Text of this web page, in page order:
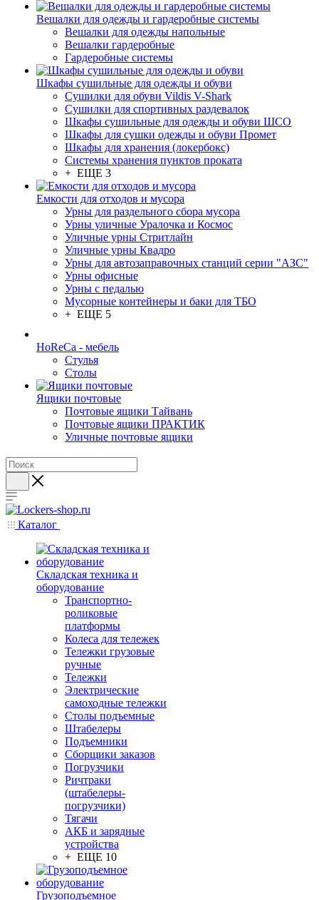
Вешалки для одежды и гардеробные системы
Вешалки для одежды напольные
Вешалки гардеробные
Гардеробные системы
Шкафы сушильные для одежды и обуви
Сушилки для обуви Vildis V-Shark
Сушилки для спортивных раздевалок
Шкафы сушильные для одежды и обуви ШСО
Шкафы для сушки одежды и обуви Промет
Шкафы для хранения (локербокс)
Системы хранения пунктов проката
+ ЕЩЕ 3
Емкости для отходов и мусора
Урны для раздельного сбора мусора
Урны уличные Уралочка и Космос
Уличные урны Стритлайн
Уличные урны Квадро
Урны для автозаправочных станций серии "АЗС"
Урны офисные
Урны с педалью
Мусорные контейнеры и баки для ТБО
+ ЕЩЕ 5
HoReCa - мебель
Стулья
Столы
Ящики почтовые
Почтовые ящики Тайвань
Почтовые ящики ПРАКТИК
Уличные почтовые ящики
Каталог
Складская техника и
оборудование
Транспортно-
роликовые
платформы
Колеса для тележек
Тележки грузовые
ручные
Тележки
Электрические
самоходные тележки
Столы подъемные
Штабелеры
Подъемники
Сборщики заказов
Погрузчики
Ричтраки
(штабелеры-
погрузчики)
Тягачи
АКБ и зарядные
устройства
+ ЕЩЕ 10
Грузоподъемное